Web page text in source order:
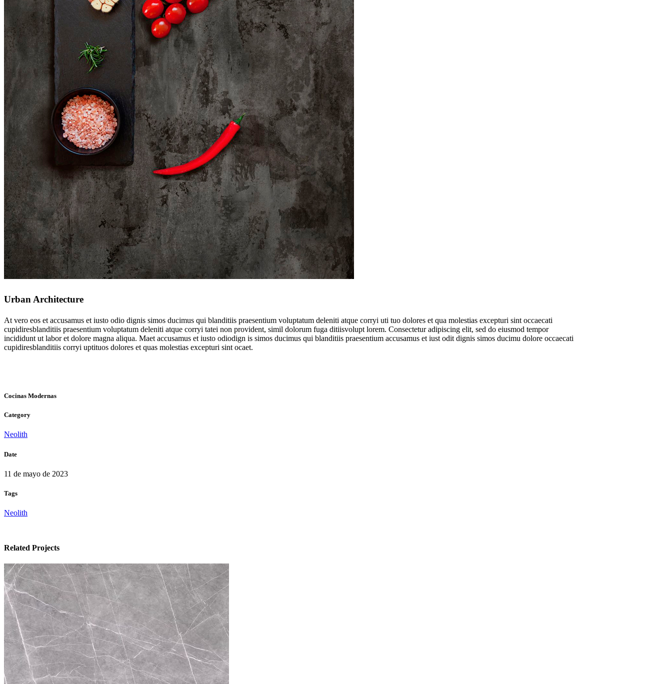
Urban Architecture
At vero eos et accusamus et iusto odio dignis simos ducimus qui blanditiis praesentium voluptatum deleniti atque corryi uti tuo dolores et qua molestias excepturi sint occaecati
cupidiresblanditiis praesentium voluptatum deleniti atque corryi tatei non provident, simil dolorum fuga ditiisvolupt lorem. Consectetur adipiscing elit, sed do eiusmod tempor
incididunt ut labor et dolore magna aliqua. Maet accusamus et iusto odiodign is simos ducimus qui blanditiis praesentium accusamus et iust odit dignis simos ducimu dolore occaecati
cupidiresblanditiis corryi uptituos dolores et quas molestias excepturi sint ocaet.
Cocinas Modernas
Category
Neolith
Date
11 de mayo de 2023
Tags
Neolith
Related Projects